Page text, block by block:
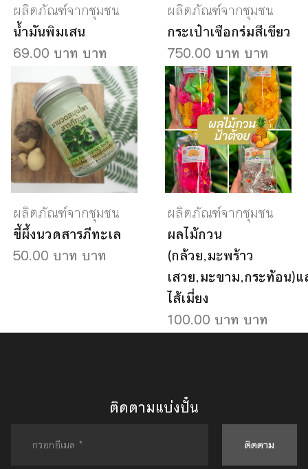
ผลิตภัณฑ์จากชุมชน
น้ำมันพิมเสน
69.00 บาท บาท
ผลิตภัณฑ์จากชุมชน
กระเป๋าเชือกร่มสีเขียว
750.00 บาท บาท
ผลิตภัณฑ์จากชุมชน
ขี้ผึ้งนวดสารภีทะเล
50.00 บาท บาท
ผลิตภัณฑ์จากชุมชน
ผลไม้กวน
(กล้วย,มะพร้าว
เสวย,มะขาม,กระท้อน)
ไส้เมี่ยง
100.00 บาท บาท
ติดตามแบ่งปั๋น
ติดตาม